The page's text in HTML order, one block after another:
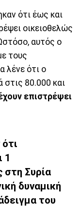
ότι έως και
οικειοθελώς
αυτός ο
τους
λένε ότι ο
στις 80.000 και
επιστρέψει
1
Συρία
δυναμική
του